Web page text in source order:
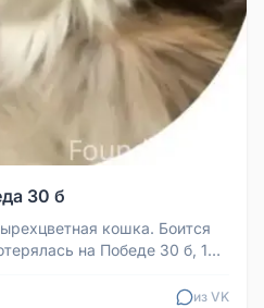
30 б
кошка. Боится
на Победе 30 б, 1
из VK